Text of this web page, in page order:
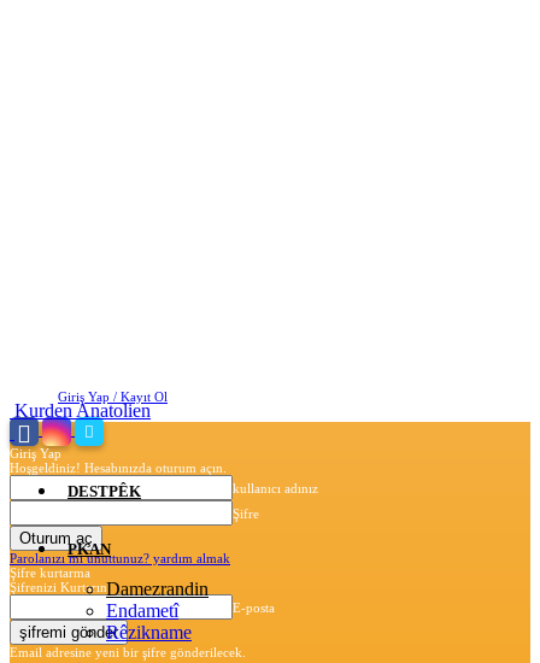
Giriş Yap / Kayıt Ol
Giriş Yap
Hoşgeldiniz! Hesabınızda oturum açın.
kullanıcı adınız
Şifre
Parolanızı mı unuttunuz? yardım almak
Şifre kurtarma
Şifrenizi Kurtarın
E-posta
Email adresine yeni bir şifre gönderilecek.
Kurden Anatolien
DESTPÊK
PKAN
Damezrandin
Endametî
Rêzikname